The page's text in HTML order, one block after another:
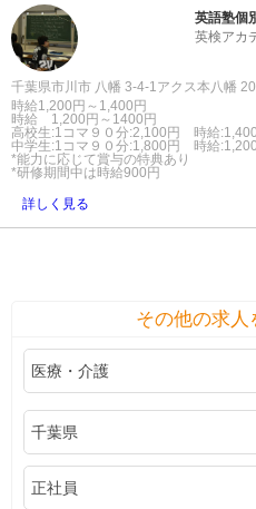
英語塾個
英検アカ
千葉県市川市 八幡 3-4-1アクス本八幡
時給1,200円～1,400円
時給 1,200円～1400円
高校生:1コマ９０分:2,100円 時給
中学生:1コマ９０分:1,800円 時給
*能力に応じて賞与の特典あり
*研修期間中は時給900円
詳しく見る
その他の求人